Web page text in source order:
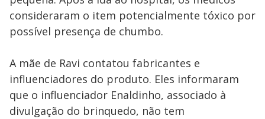
consideraram o item potencialmente tóxico por
possível presença de chumbo.
A mãe de Ravi contatou fabricantes e
influenciadores do produto. Eles informaram
que o influenciador Enaldinho, associado à
divulgação do brinquedo, não tem